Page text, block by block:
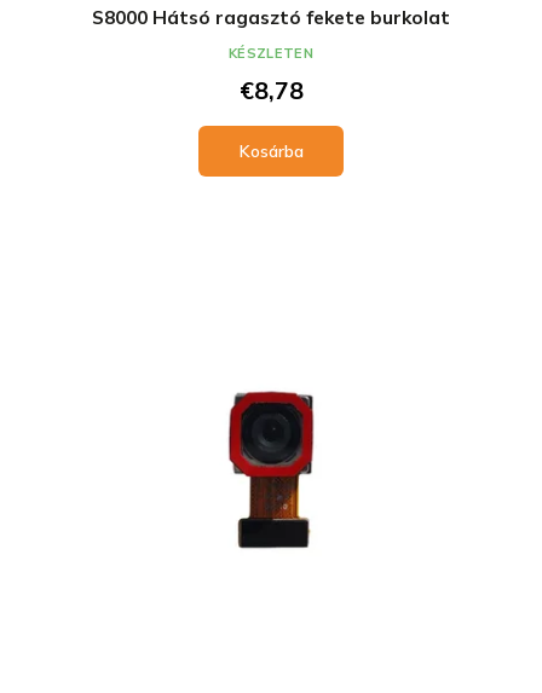
S8000 Hátsó ragasztó fekete burkolat
€8,78
Kosárba
KÉSZLETEN